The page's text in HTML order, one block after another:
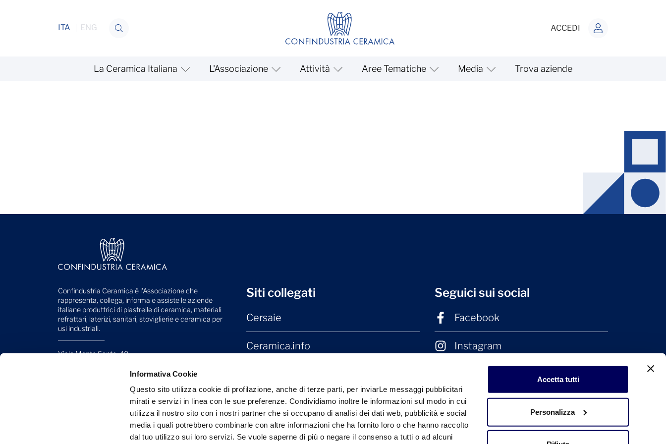
Informativa Cookie
Questo sito utilizza cookie di profilazione, anche di terze parti, per inviarLe messaggi pubblicitari
mirati e servizi in linea con le sue preferenze. Condividiamo inoltre le informazioni sul modo in cui
utilizza il nostro sito con i nostri partner che si occupano di analisi dei dati web, pubblicità e social
media i quali potrebbero combinarle con altre informazioni che ha fornito loro o che hanno raccolto
dal tuo utilizzo sui loro servizi. Se vuole saperne di più o negare il consenso a tutti o ad alcuni
Accetta tutti
Personalizza
ITA ENG ACCEDI
La Ceramica Italiana L'Associazione Attività Aree Tematiche Media Trova aziende
Confindustria Ceramica è l'Associazione che
rappresenta, collega, informa e assiste le aziende
italiane produttrici di piastrelle di ceramica, materiali
refrattari, laterizi, sanitari, stoviglierie e ceramica per
usi industriali.
Viale Monte Santo, 40
Telefono: +39 0536 818 111
info@confindustriaceramica.it
Siti collegati
Cersaie
Ceramica.info
Laterizio.it
Seguici sui social
Facebook
Instagram